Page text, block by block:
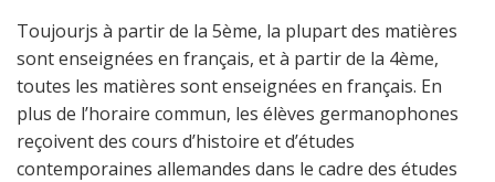
Toujourjs à partir de la 5ème, la plupart des matières
sont enseignées en français, et à partir de la 4ème,
toutes les matières sont enseignées en français. En
plus de l’horaire commun, les élèves germanophones
reçoivent des cours d’histoire et d’études
contemporaines allemandes dans le cadre des études